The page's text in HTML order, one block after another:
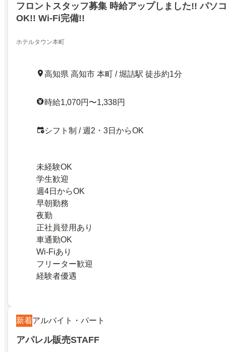
フロントスタッフ募集 時給アップしました!! パソ
OK!! Wi-Fi完備!!
ホテルタウン本町
高知県 高知市 本町 / 堀詰駅 徒歩約1分
時給1,070円〜1,338円
シフト制 / 週2・3日からOK
未経験OK
学生歓迎
週4日からOK
早朝勤務
夜勤
正社員登用あり
車通勤OK
Wi-Fiあり
フリーター歓迎
経験者優遇
新着アルバイト・パート
アパレル販売STAFF